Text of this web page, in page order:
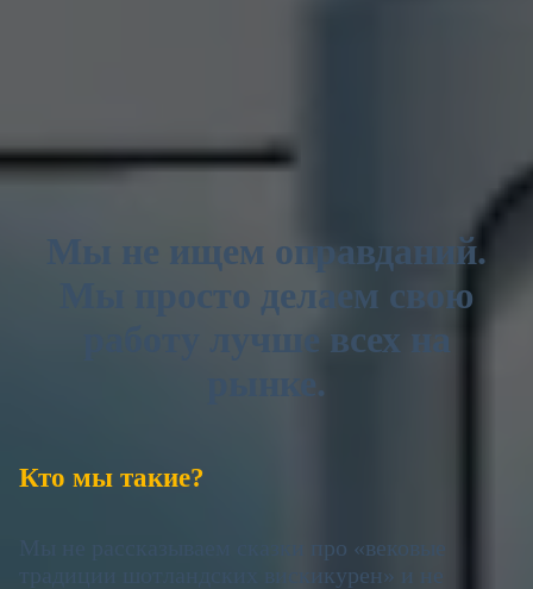
Мы не ищем оправданий.
Мы просто делаем свою
работу лучше всех на
рынке.
Кто мы такие?
Мы не рассказываем сказки про «вековые
традиции шотландских вискикурен» и не